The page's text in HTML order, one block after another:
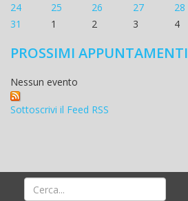
24
25 26 27 28
31
1 2 3 4
PROSSIMI APPUNTAMENTI
Nessun evento
Sottoscrivi il Feed RSS